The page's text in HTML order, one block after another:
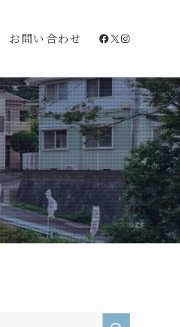
お問い合わせ Facebook
X